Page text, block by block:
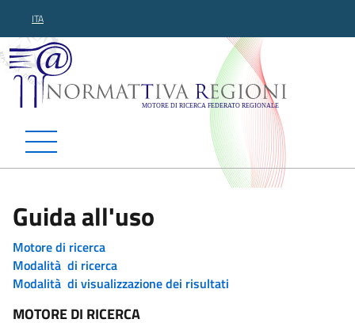
ITA
Normattiva Regioni -
Guida all'uso
Motore di ricerca
Modalità di ricerca
Modalità di visualizzazione dei risultati
MOTORE DI RICERCA